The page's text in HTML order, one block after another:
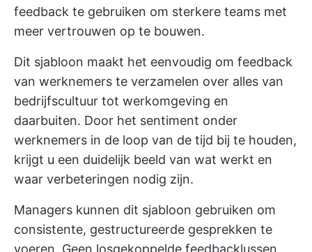
feedback te gebruiken om sterkere teams met
meer vertrouwen op te bouwen.
Dit sjabloon maakt het eenvoudig om feedback
van werknemers te verzamelen over alles van
bedrijfscultuur tot werkomgeving en
daarbuiten. Door het sentiment onder
werknemers in de loop van de tijd bij te houden,
krijgt u een duidelijk beeld van wat werkt en
waar verbeteringen nodig zijn.
Managers kunnen dit sjabloon gebruiken om
consistente, gestructureerde gesprekken te
voeren. Geen losgekoppelde feedbacklussen